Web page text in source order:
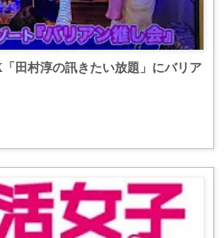
田村淳の訊きたい放題」にバリア